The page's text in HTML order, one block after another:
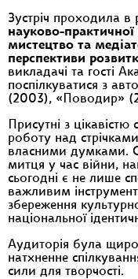
Зустріч проходила в
науково-практичної
мистецтво та
перспективи
викладачі та гості
поспілкуватися з
(2003), «Поводир»
Присутні з
роботу над
власними думками.
митця у час війни,
сьогодні є не лише
важливим
збереження
національної
Аудиторія була
натхненне
сили для творчості.